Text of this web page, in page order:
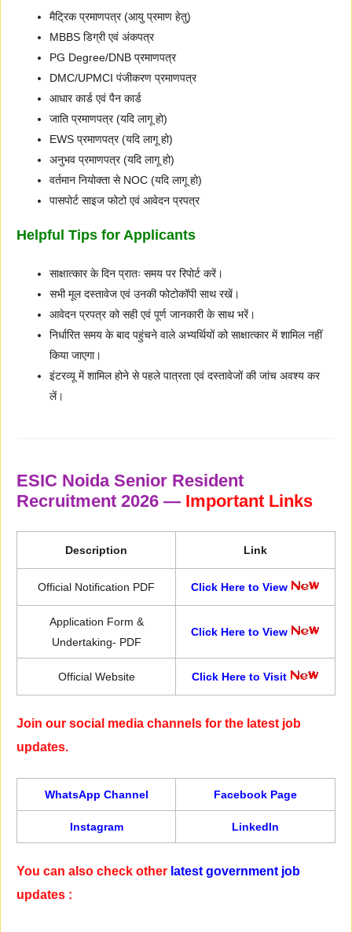
मैट्रिक प्रमाणपत्र (आयु प्रमाण हेतु)
MBBS डिग्री एवं अंकपत्र
PG Degree/DNB प्रमाणपत्र
DMC/UPMCI पंजीकरण प्रमाणपत्र
आधार कार्ड एवं पैन कार्ड
जाति प्रमाणपत्र (यदि लागू हो)
EWS प्रमाणपत्र (यदि लागू हो)
अनुभव प्रमाणपत्र (यदि लागू हो)
वर्तमान नियोक्ता से NOC (यदि लागू हो)
पासपोर्ट साइज फोटो एवं आवेदन प्रपत्र
Helpful Tips for Applicants
साक्षात्कार के दिन प्रातः समय पर रिपोर्ट करें।
सभी मूल दस्तावेज एवं उनकी फोटोकॉपी साथ रखें।
आवेदन प्रपत्र को सही एवं पूर्ण जानकारी के साथ भरें।
निर्धारित समय के बाद पहुंचने वाले अभ्यर्थियों को साक्षात्कार में शामिल नहीं
किया जाएगा।
इंटरव्यू में शामिल होने से पहले पात्रता एवं दस्तावेजों की जांच अवश्य कर
लें।
ESIC Noida Senior Resident
Recruitment 2026 — Important Links
Description Link
Official Notification PDF Click Here to View
Application Form &
Undertaking- PDF
Click Here to View
Official Website Click Here to Visit
Join our social media channels for the latest job
updates.
WhatsApp Channel Facebook Page
Instagram LinkedIn
You can also check other latest government job
updates :